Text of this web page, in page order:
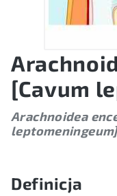
[Cavum
Arachnoidea
leptomeningeum]
Definicja